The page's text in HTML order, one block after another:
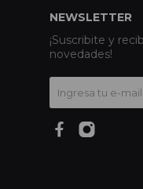
NEWSLETTER
¡Suscribite y
novedades!